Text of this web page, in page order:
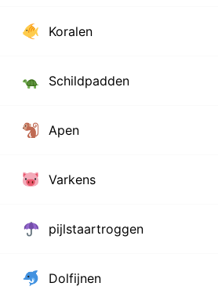
Koralen
Schildpadden
Apen
Varkens
pijlstaartroggen
Dolfijnen